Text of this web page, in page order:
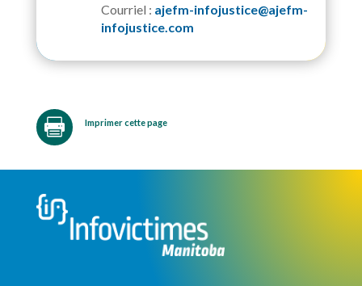
Courriel : ajefm-infojustice@ajefm-
infojustice.com
 Imprimer cette page